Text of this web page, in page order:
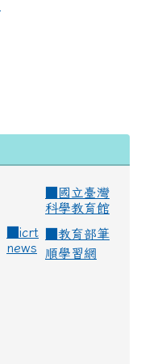
國立臺灣
科學教育館
icrt
news
教育部筆
順學習網